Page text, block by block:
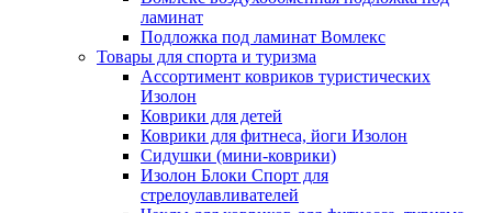
ламинат
Подложка под ламинат Вомлекс
Товары для спорта и туризма
Ассортимент ковриков туристических
Изолон
Коврики для детей
Коврики для фитнеса, йоги Изолон
Сидушки (мини-коврики)
Изолон Блоки Спорт для
стрелоулавливателей